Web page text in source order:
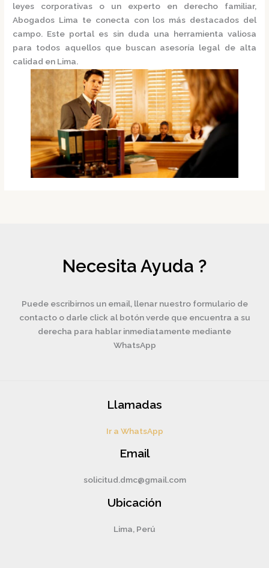
leyes corporativas o un experto en derecho familiar,
Abogados Lima te conecta con los más destacados del
campo. Este portal es sin duda una herramienta valiosa
para todos aquellos que buscan asesoría legal de alta
calidad en Lima.
Necesita Ayuda ?
Puede escribirnos un email, llenar nuestro formulario de
contacto o darle click al botón verde que encuentra a su
derecha para hablar inmediatamente mediante
WhatsApp
Llamadas
Ir a WhatsApp
Email
solicitud.dmc@gmail.com
Ubicación
Lima, Perú